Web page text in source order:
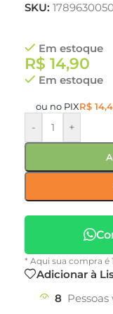
SKU:
Em estoque
R$ 14,90
Em estoque
ou no PIXR$
- +
* Aqui sua compra é
Adicionar à
8